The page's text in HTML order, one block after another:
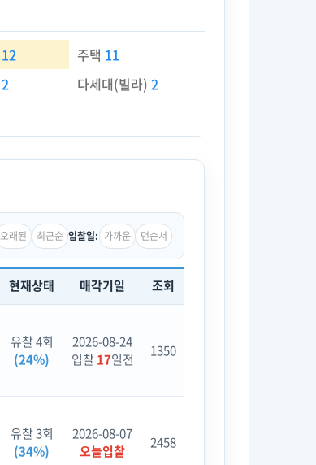
12 주택 11
2 다세대(빌라) 2
오래된 최근순 입찰일: 가까운 먼순서
현재상태 매각기일 조회
유찰 4회
(24%)
2026-08-24
입찰17일전 1350
유찰 3회
(34%)
2026-08-07
오늘입찰
2458